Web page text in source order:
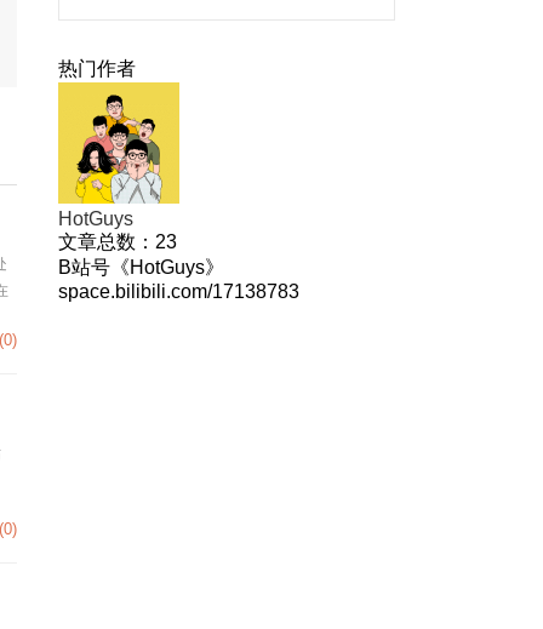
(0)
(0)
热门作者
HotGuys
文章总数： 23
B站号《HotGuys》
space.bilibili.com/17138783